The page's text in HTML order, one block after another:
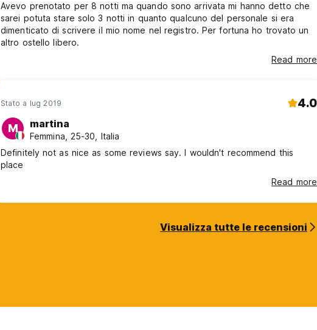
Avevo prenotato per 8 notti ma quando sono arrivata mi hanno detto che
sarei potuta stare solo 3 notti in quanto qualcuno del personale si era
dimenticato di scrivere il mio nome nel registro. Per fortuna ho trovato un
altro ostello libero.
Read more
Stato a lug 2019 4.0
M martina
Femmina, 25-30, Italia
Definitely not as nice as some reviews say. I wouldn't recommend this
place
Read more
Visualizza tutte le recensioni